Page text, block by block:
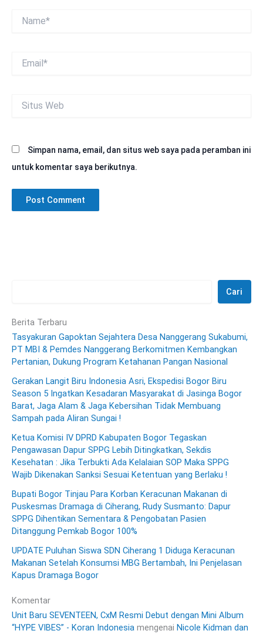
Web
Simpan nama, email, dan situs web saya pada peramban ini
untuk komentar saya berikutnya.
Cari
Berita Terbaru
Tasyakuran Gapoktan Sejahtera Desa Nanggerang Sukabumi,
PT MBI & Pemdes Nanggerang Berkomitmen Kembangkan
Pertanian, Dukung Program Ketahanan Pangan Nasional
Gerakan Langit Biru Indonesia Asri, Ekspedisi Bogor Biru
Season 5 Ingatkan Kesadaran Masyarakat di Jasinga Bogor
Barat, Jaga Alam & Jaga Kebersihan Tidak Membuang
Sampah pada Aliran Sungai !
Ketua Komisi IV DPRD Kabupaten Bogor Tegaskan
Pengawasan Dapur SPPG Lebih Ditingkatkan, Sekdis
Kesehatan : Jika Terbukti Ada Kelalaian SOP Maka SPPG
Wajib Dikenakan Sanksi Sesuai Ketentuan yang Berlaku !
Bupati Bogor Tinjau Para Korban Keracunan Makanan di
Puskesmas Dramaga di Ciherang, Rudy Susmanto: Dapur
SPPG Dihentikan Sementara & Pengobatan Pasien
Ditanggung Pemkab Bogor 100%
UPDATE Puluhan Siswa SDN Ciherang 1 Diduga Keracunan
Makanan Setelah Konsumsi MBG Bertambah, Ini Penjelasan
Kapus Dramaga Bogor
Komentar
Unit Baru SEVENTEEN, CxM Resmi Debut dengan Mini Album
“HYPE VIBES” - Koran Indonesia mengenai Nicole Kidman dan